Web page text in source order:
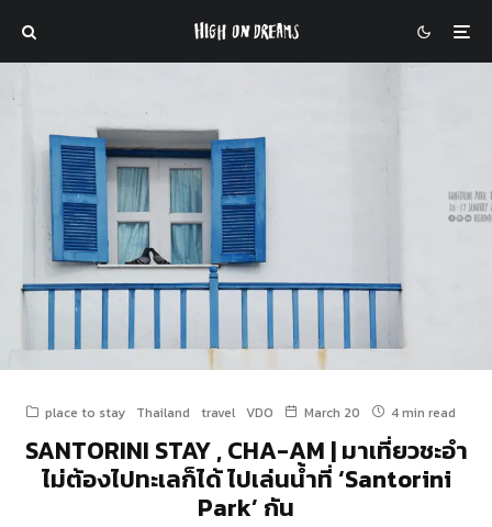
place to stay Thailand travel VDO March 20 4 min read
SANTORINI STAY , CHA-AM | มาเที่ยวชะอำ
ไม่ต้องไปทะเลก็ได้ ไปเล่นน้ำที่ ‘Santorini
Park’ กัน